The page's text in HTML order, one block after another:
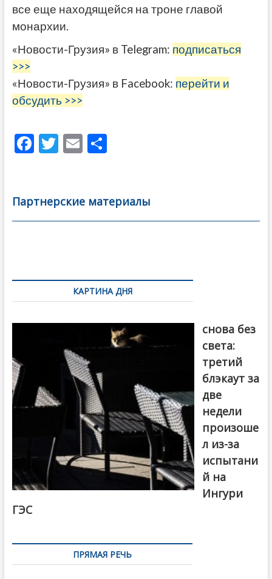
все еще находящейся на троне главой
монархии.
«Новости-Грузия» в Telegram: подписаться
>>>
«Новости-Грузия» в Facebook: перейти и
обсудить >>>
F
b
o
T
er
E
l
О
а
в
Партнерские материалы
по
записямКАРТИНА ДНЯ
снова без
света:
третий
блэкаут за
две
недели
произоше
л из-за
испытани
й на
Ингури
ГЭС
ПРЯМАЯ РЕЧЬ